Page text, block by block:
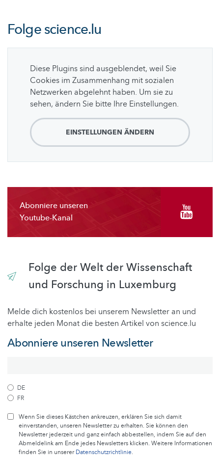
Folgescience.lu
Diese Plugins sind ausgeblendet, weil Sie
Cookies im Zusammenhang mit sozialen
Netzwerken abgelehnt haben. Um sie zu
sehen, ändern Sie bitte Ihre Einstellungen.
EINSTELLUNGEN ÄNDERN
Abonniere unseren
Youtube-Kanal
Folge der Welt der Wissenschaft
und Forschung in Luxemburg
Melde dich kostenlos bei unserem Newsletter an und
erhalte jeden Monat die besten Artikel von science.lu
Abonniere unseren Newsletter
DE
FR
Wenn Sie dieses Kästchen ankreuzen, erklären Sie sich damit
einverstanden, unseren Newsletter zu erhalten. Sie können den
Newsletter jederzeit und ganz einfach abbestellen, indem Sie auf den
Abmeldelink am Ende jedes Newsletters klicken. Weitere Informationen
finden Sie in unsererDatenschutzrichtlinie.